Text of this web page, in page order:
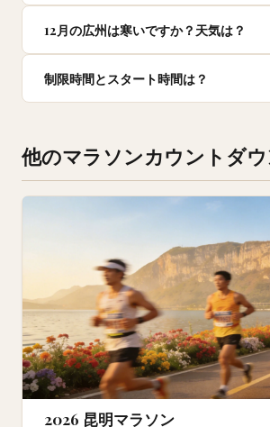
12月の広州は寒いですか？天気は？
制限時間とスタート時間は？
他のマラソンカウントダウ
2026 昆明マラソン